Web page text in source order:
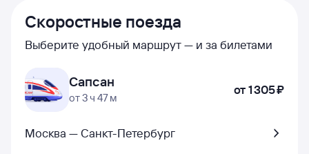
Скоростные поезда
Выберите удобный маршрут — и за билетами
Сапсан
от 3 ч 47 м
от1 ⁠305 ⁠₽
Москва — Санкт-Петербург